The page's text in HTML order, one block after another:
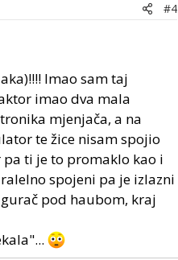
#4
Imao sam taj
imao dva mala
mjenjača, a na
te žice nisam spojio
ti je to promaklo kao i
spojeni pa je izlazni
pod haubom, kraj